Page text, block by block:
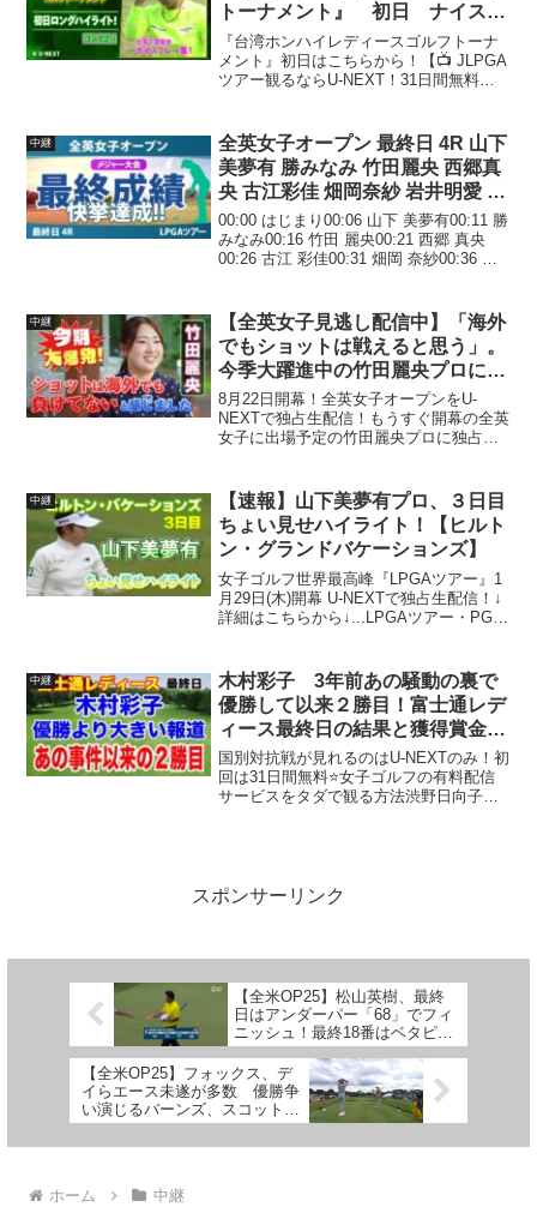
トーナメント』 初日 ナイスプ
レー集！【ゴルフ】【U-NEXT】
『台湾ホンハイレディースゴルフトーナ
メント』初日はこちらから！【📺 JLPGA
ツアー観るならU-NEXT！31日間無料ト
忙しいあなたも、好きな時間に視聴可...
中継
全英女子オープン 最終日 4R 山下
美夢有 勝みなみ 竹田麗央 西郷真
央 古江彩佳 畑岡奈紗 岩井明愛 吉
田優利 岩井千怜
00:00 はじまり00:06 山下 美夢有00:11 勝
みなみ00:16 竹田 麗央00:21 西郷 真央
00:26 古江 彩佳00:31 畑岡 奈紗00:36 岩
中継
【全英女子見逃し配信中】「海外
でもショットは戦えると思う」。
今季大躍進中の竹田麗央プロに、
全英直前スペシャルインタビュ
ー！全米に続き活躍なるか…！
【ゴルフ】【LPGA】【女子プ
8月22日開幕！全英女子オープンをU-
NEXTで独占生配信！もうすぐ開幕の全英
女子に出場予定の竹田麗央プロに独占イ
ツアーのライブ配信もU-NEXTで！今週放
送予定の...
中継
【速報】山下美夢有プロ、３日目
ちょい見せハイライト！【ヒルト
ン・グランドバケーションズ】
女子ゴルフ世界最高峰『LPGAツアー』1
月29日(木)開幕 U-NEXTで独占生配信！↓
詳細はこちらから↓...LPGAツアー・PGA
題！最高峰の海外ツアーを U-NE...
中継
木村彩子 3年前あの騒動の裏で
優勝して以来２勝目！富士通レデ
ィース最終日の結果と獲得賞金
いくら稼いだ？優勝副賞は？
国別対抗戦が見れるのはU-NEXTのみ！初
回は31日間無料⭐️女子ゴルフの有料配信
サービスをタダで観る方法渋野日向子の
スポンサーリンク
【全米OP25】松山英樹、最終
日はアンダーパー「68」でフィ
ニッシュ！最終18番はベタピン
バーディでメジャー出場50試合
目を締める
【全米OP25】フォックス、デ
イらエース未遂が多数 優勝争
い演じるバーンズ、スコットら
3日目の好プレー集
ホーム 中継